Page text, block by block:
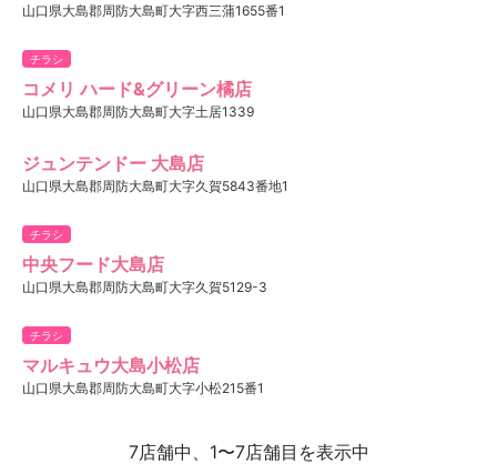
山口県大島郡周防大島町大字西三蒲1655番1
チラシ
コメリ ハード&グリーン橘店
山口県大島郡周防大島町大字土居1339
ジュンテンドー 大島店
山口県大島郡周防大島町大字久賀5843番地1
チラシ
中央フード大島店
山口県大島郡周防大島町大字久賀5129-3
チラシ
マルキュウ大島小松店
山口県大島郡周防大島町大字小松215番1
7店舗中、1〜7店舗目を表示中